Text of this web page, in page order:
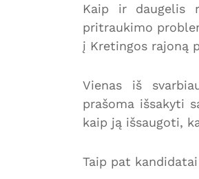
Kaip ir daugelis
pritraukimo
į Kretingos rajoną
Vienas iš
prašoma išsakyti
kaip ją išsaugoti,
Taip pat